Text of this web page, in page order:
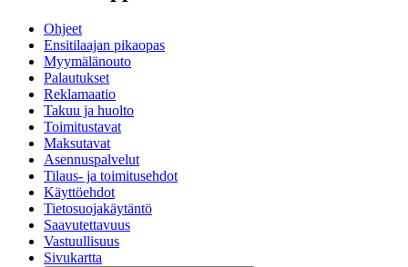
Ohjeet
Ensitilaajan pikaopas
Myymälänouto
Palautukset
Reklamaatio
Takuu ja huolto
Toimitustavat
Maksutavat
Asennuspalvelut
Tilaus- ja toimitusehdot
Käyttöehdot
Tietosuojakäytäntö
Saavutettavuus
Vastuullisuus
Sivukartta